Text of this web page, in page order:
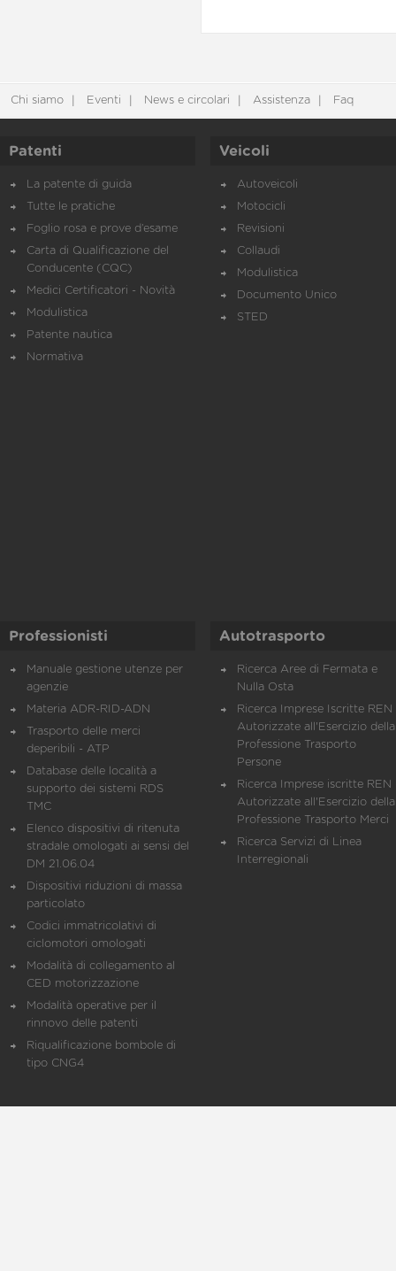
Chi siamo Eventi News e circolari Assistenza Faq
Patenti
La patente di guida
Tutte le pratiche
Foglio rosa e prove d’esame
Carta di Qualificazione del
Conducente (CQC)
Medici Certificatori - Novità
Modulistica
Patente nautica
Normativa
Veicoli
Autoveicoli
Motocicli
Revisioni
Collaudi
Modulistica
Documento Unico
STED
Professionisti
Manuale gestione utenze per
agenzie
Materia ADR-RID-ADN
Trasporto delle merci
deperibili - ATP
Database delle località a
supporto dei sistemi RDS
TMC
Elenco dispositivi di ritenuta
stradale omologati ai sensi del
DM 21.06.04
Dispositivi riduzioni di massa
particolato
Codici immatricolativi di
ciclomotori omologati
Modalità di collegamento al
CED motorizzazione
Modalità operative per il
rinnovo delle patenti
Riqualificazione bombole di
tipo CNG4
Autotrasporto
Ricerca Aree di Fermata e
Nulla Osta
Ricerca Imprese Iscritte REN
Autorizzate all'Esercizio della
Professione Trasporto
Persone
Ricerca Imprese iscritte REN
Autorizzate all'Esercizio della
Professione Trasporto Merci
Ricerca Servizi di Linea
Interregionali